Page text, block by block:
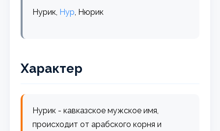
Нурик, Нур, Нюрик
Характер
Нурик - кавказское мужское имя,
происходит от арабского корня и